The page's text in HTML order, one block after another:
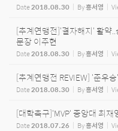
Date2018.08.30 By홍서영
[추계연맹전]'결자해지' 활약
문장 이주현
Date2018.08.30 By홍서영
[추계연맹전 REVIEW] '준우
Date2018.08.30 By홍서영
[대학축구]'MVP' 중앙대 최재
Date2018.07.26 By홍서영